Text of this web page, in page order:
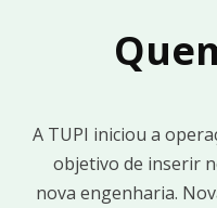
A TUPI iniciou a
objetivo de inserir
nova engenharia.